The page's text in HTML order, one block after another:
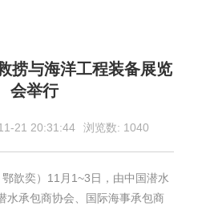
捞与海洋工程装备展览
会举行
21 20:31:44 浏览数: 1040
歆奕）11月1~3日，由中国潜水
水承包商协会、国际海事承包商